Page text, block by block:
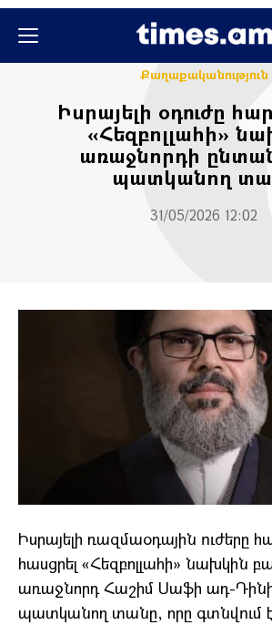
Քաղաքականություն
Իսրայելի օդուժը
«Հեզբոլլահի»
առաջնորդի
պատկանող
31/05/2026 12:02
Իսրայելի ռազմաօդային ուժերը
հասցրել «Հեզբոլլահի» նախկին
առաջնորդ Հաշիմ Սաֆի ադ-
պատկանող տանը, որը գտնվում